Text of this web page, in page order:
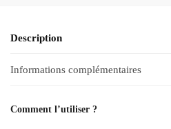
3
Description
Informations complémentaires
Comment l’utiliser ?